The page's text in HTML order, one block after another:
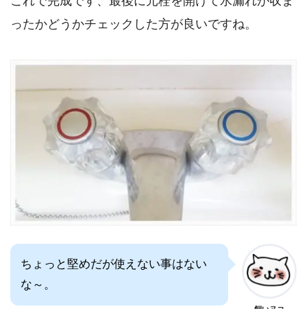
ったかどうかチェックした方が良いですね。
ちょっと堅めだが使えない事はない
な～。